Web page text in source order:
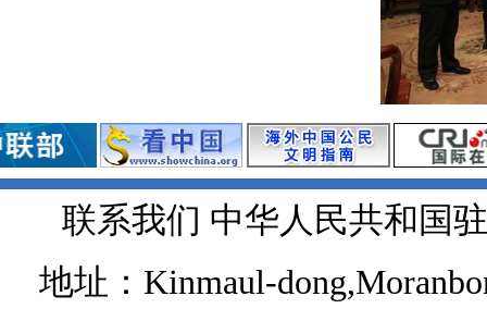
联系我们 中华人民共和国
地址：Kinmaul-